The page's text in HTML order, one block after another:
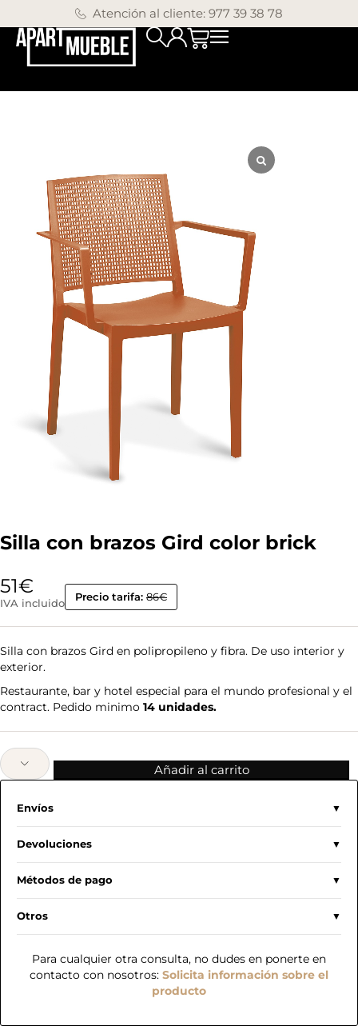
Atención al cliente: 977 39 38 78
Silla con brazos Gird color brick
51€
IVA incluido Precio tarifa: 86€
Silla con brazos Gird en polipropileno y fibra. De uso interior y
exterior.
Restaurante, bar y hotel especial para el mundo profesional y el
contract. Pedido minimo 14 unidades.
Añadir al carrito
Envíos
Devoluciones
Métodos de pago
Otros
Para cualquier otra consulta, no dudes en ponerte en
contacto con nosotros: Solicita información sobre el
producto